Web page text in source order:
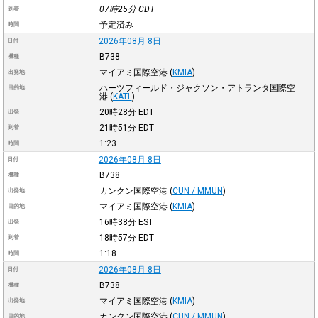
到着 07時25分CDT
時間 予定済み
日付 2026年08月 8日
機種 B738
出発地 マイアミ国際空港 (KMIA)
目的地
ハーツフィールド・ジャクソン・アトランタ国際空
港 (KATL )
出発 20時28分 EDT
到着 21時51分 EDT
時間 1:23
日付 2026年08月 8日
機種 B738
出発地 カンクン国際空港 (CUN / MMUN)
目的地 マイアミ国際空港 (KMIA)
出発 16時38分 EST
到着 18時57分 EDT
時間 1:18
日付 2026年08月 8日
機種 B738
出発地 マイアミ国際空港 (KMIA)
目的地